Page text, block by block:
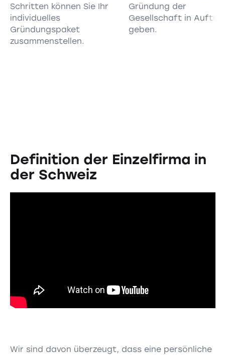
Schritten können Sie Ihr
individuelles
Gründungspaket
zusammenstellen.
Gründung der
Gesellschaft in
geben.
Definition der Einzelfirma in
der Schweiz
Wir sind davon überzeugt, dass eine persönliche